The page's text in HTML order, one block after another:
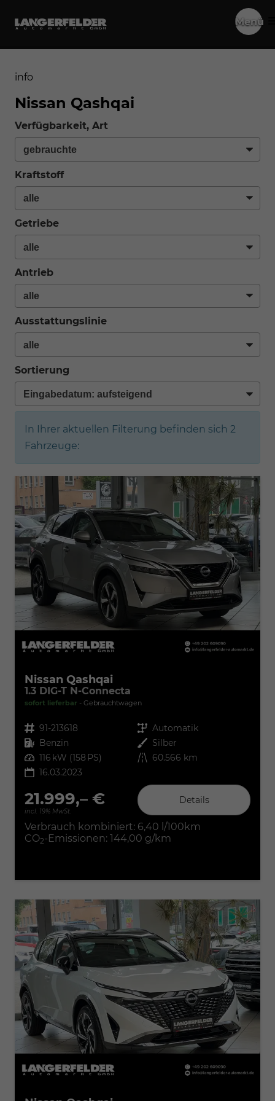
Menü
info
Nissan Qashqai
Verfügbarkeit, Art
Kraftstoff
Getriebe
Antrieb
Ausstattungslinie
Sortierung
In Ihrer aktuellen Filterung befinden sich 2
Fahrzeuge:
Nissan Qashqai
1.3 DIG-T N-Connecta
sofort lieferbar Gebrauchtwagen
Fahrzeugnr. 91-213618 Getriebe Automatik
Kraftstoff Benzin Außenfarbe Silber
Leistung 116 kW (158 PS) Kilometerstand 60.566 km
16.03.2023
21.999,– €
incl. 19% MwSt.
Details
Verbrauch kombiniert: 6,40 l/100km
CO2-Emissionen: 144,00 g/km